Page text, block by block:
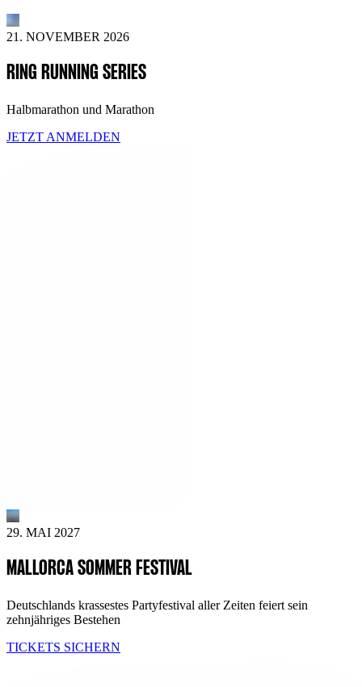
21. NOVEMBER 2026
RING RUNNING SERIES
Halbmarathon und Marathon
JETZT ANMELDEN
29. MAI 2027
MALLORCA SOMMER FESTIVAL
Deutschlands krassestes Partyfestival aller Zeiten feiert sein
zehnjähriges Bestehen
TICKETS SICHERN